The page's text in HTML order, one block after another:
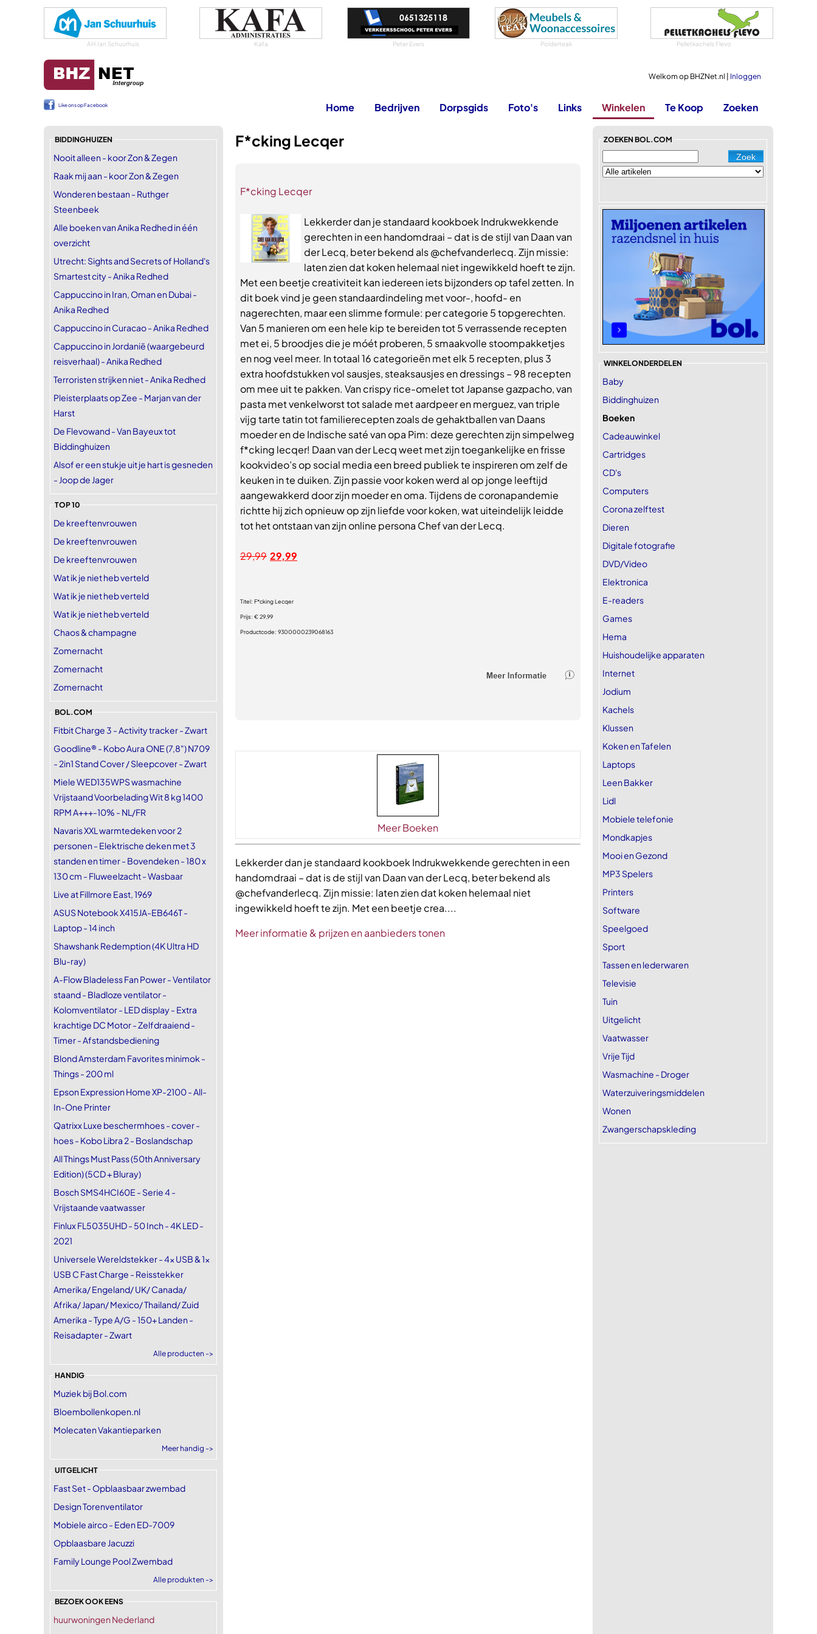
AH Jan Schuurhuis Kafa Peter Evers Polderteak Pelletkachels Flevo
Welkom op BHZNet.nl | Inloggen
Like ons op Facebook Home Bedrijven Dorpsgids Foto's Links Winkelen Te Koop Zoeken
BIDDINGHUIZEN
Nooit alleen - koor Zon & Zegen
Raak mij aan - koor Zon & Zegen
Wonderen bestaan - Ruthger
Steenbeek
Alle boeken van Anika Redhed in één
overzicht
Utrecht: Sights and Secrets of Holland's
Smartest city - Anika Redhed
Cappuccino in Iran, Oman en Dubai -
Anika Redhed
Cappuccino in Curacao - Anika Redhed
Cappuccino in Jordanië (waargebeurd
reisverhaal) - Anika Redhed
Terroristen strijken niet - Anika Redhed
Pleisterplaats op Zee - Marjan van der
Harst
De Flevowand - Van Bayeux tot
Biddinghuizen
Alsof er een stukje uit je hart is gesneden
- Joop de Jager
TOP 10
De kreeftenvrouwen
De kreeftenvrouwen
De kreeftenvrouwen
Wat ik je niet heb verteld
Wat ik je niet heb verteld
Wat ik je niet heb verteld
Chaos & champagne
Zomernacht
Zomernacht
Zomernacht
BOL.COM
Fitbit Charge 3 - Activity tracker - Zwart
Goodline® - Kobo Aura ONE (7,8") N709
- 2in1 Stand Cover / Sleepcover - Zwart
Miele WED135WPS wasmachine
Vrijstaand Voorbelading Wit 8 kg 1400
RPM A+++-10% - NL/FR
Navaris XXL warmtedeken voor 2
personen - Elektrische deken met 3
standen en timer - Bovendeken - 180 x
130 cm - Fluweelzacht - Wasbaar
Live at Fillmore East, 1969
ASUS Notebook X415JA-EB646T -
Laptop - 14 inch
Shawshank Redemption (4K Ultra HD
Blu-ray)
A-Flow Bladeless Fan Power - Ventilator
staand - Bladloze ventilator -
Kolomventilator - LED display - Extra
krachtige DC Motor - Zelfdraaiend -
Timer - Afstandsbediening
Blond Amsterdam Favorites minimok -
Things - 200 ml
Epson Expression Home XP-2100 - All-
In-One Printer
Qatrixx Luxe beschermhoes - cover -
hoes - Kobo Libra 2 - Boslandschap
All Things Must Pass (50th Anniversary
Edition) (5CD + Bluray)
Bosch SMS4HCI60E - Serie 4 -
Vrijstaande vaatwasser
Finlux FL5035UHD - 50 Inch - 4K LED -
2021
Universele Wereldstekker - 4x USB & 1x
USB C Fast Charge - Reisstekker
Amerika/ Engeland/ UK/ Canada/
Afrika/ Japan/ Mexico/ Thailand/ Zuid
Amerika - Type A/G - 150+ Landen -
Reisadapter - Zwart
Alle producten ->
HANDIG
Muziek bij Bol.com
Bloembollenkopen.nl
Molecaten Vakantieparken
Meer handig ->
UITGELICHT
Fast Set - Opblaasbaar zwembad
Design Torenventilator
Mobiele airco - Eden ED-7009
Opblaasbare Jacuzzi
Family Lounge Pool Zwembad
Alle produkten ->
BEZOEK OOK EENS
huurwoningen Nederland
F*cking Lecqer
F*cking Lecqer
Lekkerder dan je standaard kookboek Indrukwekkende
gerechten in een handomdraai – dat is de stijl van Daan van
der Lecq, beter bekend als @chefvanderlecq. Zijn missie:
laten zien dat koken helemaal niet ingewikkeld hoeft te zijn.
Met een beetje creativiteit kan iedereen iets bijzonders op tafel zetten. In
dit boek vind je geen standaardindeling met voor-, hoofd- en
nagerechten, maar een slimme formule: per categorie 5 topgerechten.
Van 5 manieren om een hele kip te bereiden tot 5 verrassende recepten
met ei, 5 broodjes die je móét proberen, 5 smaakvolle stoompakketjes
en nog veel meer. In totaal 16 categorieën met elk 5 recepten, plus 3
extra hoofdstukken vol sausjes, steaksausjes en dressings – 98 recepten
om mee uit te pakken. Van crispy rice-omelet tot Japanse gazpacho, van
pasta met venkelworst tot salade met aardpeer en merguez, van triple
vijg tarte tatin tot familierecepten zoals de gehaktballen van Daans
moeder en de Indische saté van opa Pim: deze gerechten zijn simpelweg
f*cking lecqer! Daan van der Lecq weet met zijn toegankelijke en frisse
kookvideo’s op social media een breed publiek te inspireren om zelf de
keuken in te duiken. Zijn passie voor koken werd al op jonge leeftijd
aangewakkerd door zijn moeder en oma. Tijdens de coronapandemie
richtte hij zich opnieuw op zijn liefde voor koken, wat uiteindelijk leidde
tot het ontstaan van zijn online persona Chef van der Lecq.
29,99 29,99
Titel: F*cking Lecqer
Prijs: € 29,99
Productcode: 9300000239068163
Meer Boeken
Lekkerder dan je standaard kookboek Indrukwekkende gerechten in een
handomdraai – dat is de stijl van Daan van der Lecq, beter bekend als
@chefvanderlecq. Zijn missie: laten zien dat koken helemaal niet
ingewikkeld hoeft te zijn. Met een beetje crea....
Meer informatie & prijzen en aanbieders tonen
ZOEKEN BOL.COM
WINKELONDERDELEN
Baby
Biddinghuizen
Boeken
Cadeauwinkel
Cartridges
CD's
Computers
Corona zelftest
Dieren
Digitale fotografie
DVD/Video
Elektronica
E-readers
Games
Hema
Huishoudelijke apparaten
Internet
Jodium
Kachels
Klussen
Koken en Tafelen
Laptops
Leen Bakker
Lidl
Mobiele telefonie
Mondkapjes
Mooi en Gezond
MP3 Spelers
Printers
Software
Speelgoed
Sport
Tassen en lederwaren
Televisie
Tuin
Uitgelicht
Vaatwasser
Vrije Tijd
Wasmachine - Droger
Waterzuiveringsmiddelen
Wonen
Zwangerschapskleding